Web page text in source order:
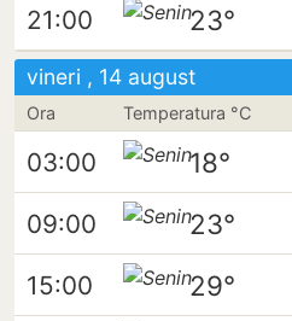
21:00 23°
vineri , 14 august
Ora Temperatura °C
03:00 18°
09:00 23°
15:00 29°